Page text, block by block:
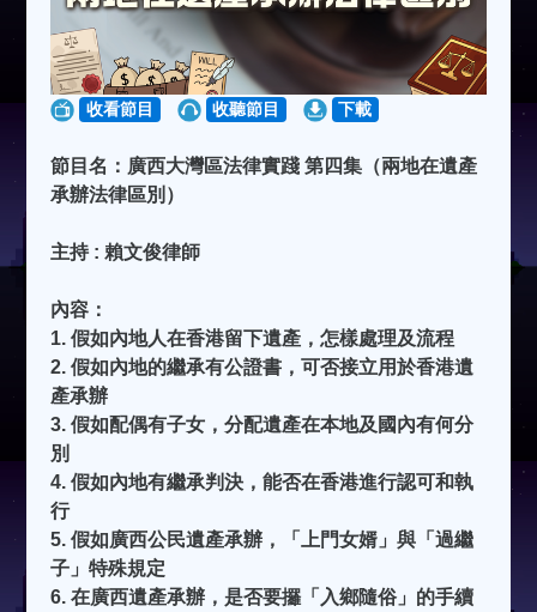
收看節目 收聽節目 下載
節目名：廣西大灣區法律實踐 第四集（兩地在遺產
承辦法律區別）
主持 : 賴文俊律師
內容：
1. 假如內地人在香港留下遺產，怎樣處理及流程
2. ⁠假如內地的繼承有公證書，可否接立用於香港遺
產承辦
3. ⁠假如配偶有子女，分配遺產在本地及國內有何分
別
4. ⁠假如內地有繼承判決，能否在香港進行認可和執
行
5. ⁠假如廣西公民遺產承辦，「上門女婿」與「過繼
子」特殊規定
6. ⁠在廣西遺產承辦，是否要攞「入鄉隨俗」的手續